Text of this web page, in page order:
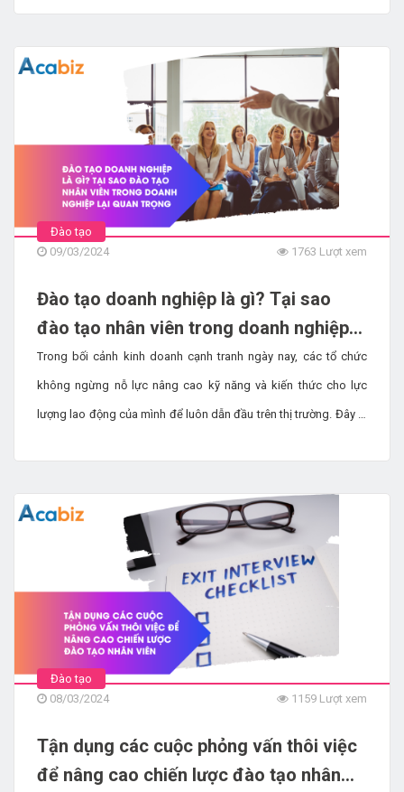
đặt vào bối cảnh cụ thể để giúp mọi người tránh bị hiểu sai và
Đào tạo
09/03/2024
1763 Lượt xem
Đào tạo doanh nghiệp là gì? Tại sao
đào tạo nhân viên trong doanh nghiệp
lại quan trọng?
Trong bối cảnh kinh doanh cạnh tranh ngày nay, các tổ chức
không ngừng nỗ lực nâng cao kỹ năng và kiến ​​thức cho lực
lượng lao động của mình để luôn dẫn đầu trên thị trường. Đây là
cấu trúc được các công ty thực hiện nhằm nâng cao năng lực
chuyên môn của nhân viên và giải quyết các nhu cầu kinh doanh
cụ thể. Trong bài viết này, chúng ta sẽ đi sâu vào tầm quan trọng
của các chương trình đào tạo doanh nghiệp và khám phá lý do
tại sao chúng lại quan trọng đối với sự phát triển và thành công
của cả nhân viên và tổ chức.
Đào tạo
08/03/2024
1159 Lượt xem
Tận dụng các cuộc phỏng vấn thôi việc
để nâng cao chiến lược đào tạo nhân